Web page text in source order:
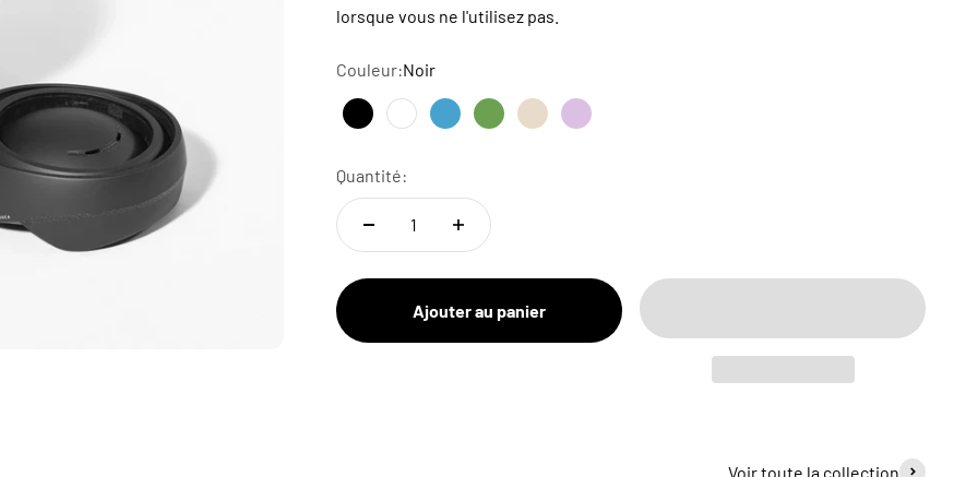
lorsque vous ne l'utilisez pas.
Couleur:Noir
Noir BlancBleu Abysse
Kaki CrèmeLilas
Quantité:
Ajouter au panier
Voir toute la collection